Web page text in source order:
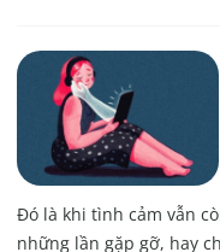
Đó là khi tình cảm vẫn
những lần gặp gỡ, hay